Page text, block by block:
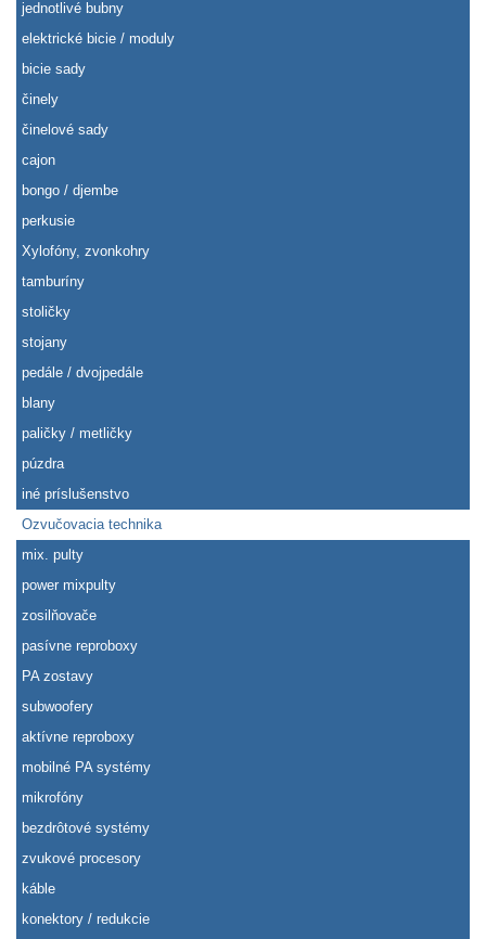
jednotlivé bubny
elektrické bicie / moduly
bicie sady
činely
činelové sady
cajon
bongo / djembe
perkusie
Xylofóny, zvonkohry
tamburíny
stoličky
stojany
pedále / dvojpedále
blany
paličky / metličky
púzdra
iné príslušenstvo
Ozvučovacia technika
mix. pulty
power mixpulty
zosilňovače
pasívne reproboxy
PA zostavy
subwoofery
aktívne reproboxy
mobilné PA systémy
mikrofóny
bezdrôtové systémy
zvukové procesory
káble
konektory / redukcie